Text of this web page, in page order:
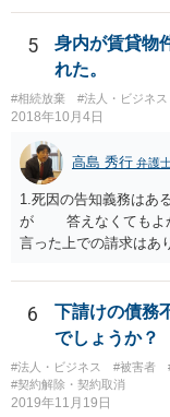
5
身内が賃貸物
れた。
#相続放棄 #法人・ビジネス
2018年10月4日
高島 秀行 弁護
1.死因の告知義務は
が 答えなくてもよか
言った上での請求は
明できれば 信義則違
ります。 3.請求額は
が損害となるというの
6
下請けの債務
でしょうか？
#法人・ビジネス #被害者
#契約解除・契約取消
2019年11月19日